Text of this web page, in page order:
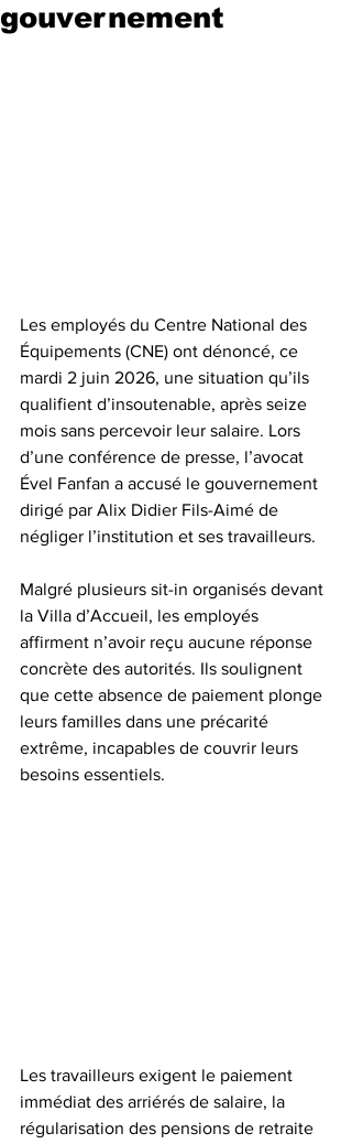
gouvernement
Les employés du Centre National des
Équipements (CNE) ont dénoncé, ce
mardi 2 juin 2026, une situation qu’ils
qualifient d’insoutenable, après seize
mois sans percevoir leur salaire. Lors
d’une conférence de presse, l’avocat
Ével Fanfan a accusé le gouvernement
dirigé par Alix Didier Fils-Aimé de
négliger l’institution et ses travailleurs.
Malgré plusieurs sit-in organisés devant
la Villa d’Accueil, les employés
affirment n’avoir reçu aucune réponse
concrète des autorités. Ils soulignent
que cette absence de paiement plonge
leurs familles dans une précarité
extrême, incapables de couvrir leurs
besoins essentiels.
Les travailleurs exigent le paiement
immédiat des arriérés de salaire, la
régularisation des pensions de retraite